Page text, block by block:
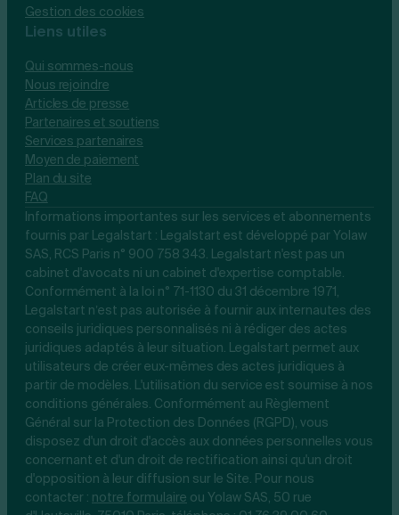
Gestion des cookies
Liens utiles
Qui sommes-nous
Nous rejoindre
Articles de presse
Partenaires et soutiens
Services partenaires
Moyen de paiement
Plan du site
FAQ
Informations importantes sur les services et abonnements
fournis par Legalstart : Legalstart est développé par Yolaw
SAS, RCS Paris n° 900 758 343. Legalstart n'est pas un
cabinet d'avocats ni un cabinet d'expertise comptable.
Conformément à la loi n° 71-1130 du 31 décembre 1971,
Legalstart n’est pas autorisée à fournir aux internautes des
conseils juridiques personnalisés ni à rédiger des actes
juridiques adaptés à leur situation. Legalstart permet aux
utilisateurs de créer eux-mêmes des actes juridiques à
partir de modèles. L'utilisation du service est soumise à nos
conditions générales. Conformément au Règlement
Général sur la Protection des Données (RGPD), vous
disposez d'un droit d'accès aux données personnelles vous
concernant et d'un droit de rectification ainsi qu'un droit
d'opposition à leur diffusion sur le Site. Pour nous
contacter : notre formulaire ou Yolaw SAS, 50 rue